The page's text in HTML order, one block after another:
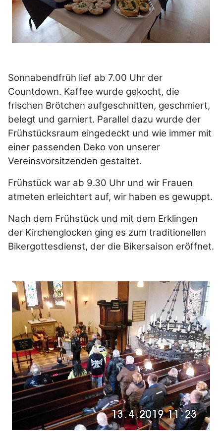
Sonnabendfrüh lief ab 7.00 Uhr der
Countdown. Kaffee wurde gekocht, die
frischen Brötchen aufgeschnitten, geschmiert,
belegt und garniert. Parallel dazu wurde der
Frühstücksraum eingedeckt und wie immer mit
einer passenden Deko von unserer
Vereinsvorsitzenden gestaltet.
Frühstück war ab 9.30 Uhr und wir Frauen
atmeten erleichtert auf, wir haben es gewuppt.
Nach dem Frühstück und mit dem Erklingen
der Kirchenglocken ging es zum traditionellen
Bikergottesdienst, der die Bikersaison eröffnet.